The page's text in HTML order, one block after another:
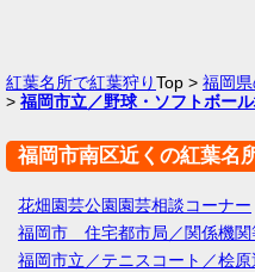
紅葉名所で紅葉狩りTop > 福岡
> 福岡市立／野球・ソフトボー
福岡市南区近くの紅葉名
花畑園芸公園園芸相談コーナー
福岡市 住宅都市局／関係機関
福岡市立／テニスコート／桧原